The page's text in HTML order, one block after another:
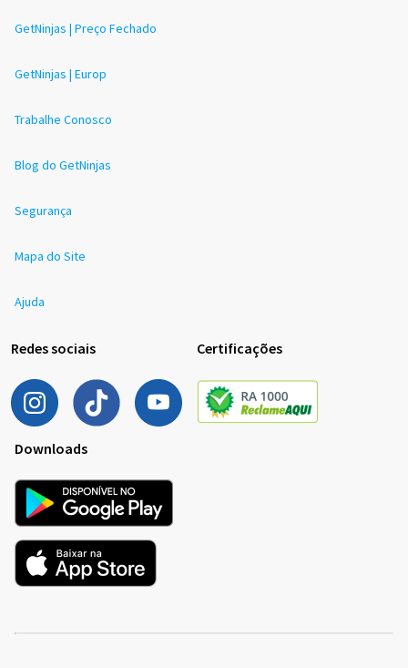
GetNinjas | Preço Fechado
GetNinjas | Europ
Trabalhe Conosco
Blog do GetNinjas
Segurança
Mapa do Site
Ajuda
Redes sociais Certificações
Downloads